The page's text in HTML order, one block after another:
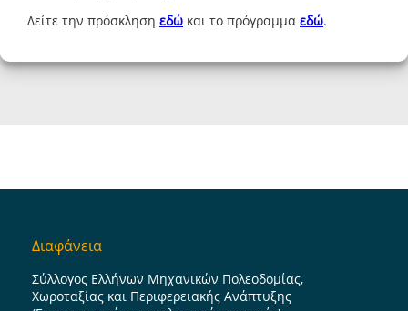
Δείτε την πρόσκληση εδώ και το πρόγραμμα εδώ.
Διαφάνεια
Σύλλογος Ελλήνων Μηχανικών Πολεοδομίας,
Χωροταξίας και Περιφερειακής Ανάπτυξης